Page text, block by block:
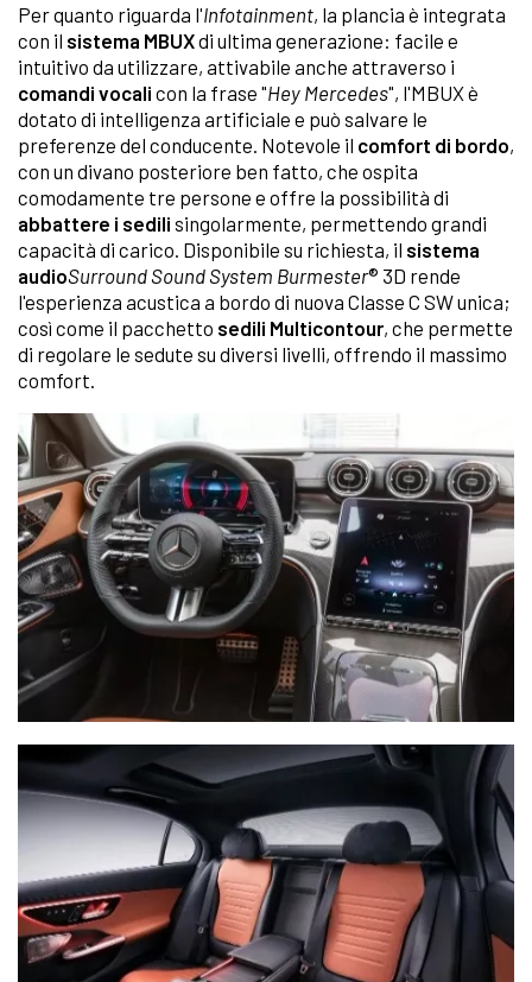
Per quanto riguarda l'Infotainment, la plancia è integrata
con il sistema MBUXdi ultima generazione: facile e
intuitivo da utilizzare, attivabile anche attraverso i
comandi vocali con la frase "Hey Mercedes", l'MBUX è
dotato di intelligenza artificiale e può salvare le
preferenze del conducente. Notevole il comfort di bordo,
con un divano posteriore ben fatto, che ospita
comodamente tre persone e offre la possibilità di
abbattere i sedili singolarmente, permettendo grandi
capacità di carico. Disponibile su richiesta, il sistema
audioSurround Sound System Burmester® 3D rende
l'esperienza acustica a bordo di nuova Classe C SW unica;
così come il pacchetto sedili Multicontour, che permette
di regolare le sedute su diversi livelli, offrendo il massimo
comfort.